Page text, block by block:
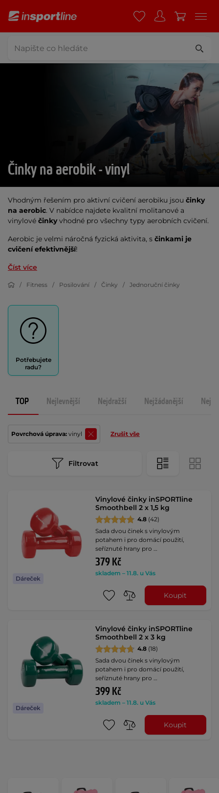
Činky na aerobik - vinyl
Vhodným řešením pro aktivní cvičení aerobiku jsou činky
na aerobic. V nabídce najdete kvalitní molitanové a
vinylové činkyvhodné pro všechny typy aerobních cvičení.
Aerobic je velmi náročná fyzická aktivita, s činkami je
cvičení efektivnější!
Číst více
Fitness Posilování Činky Jednoruční činky
Potřebujete
radu?
TOP Nejlevnější Nejdražší Nejžádanější
Povrchová úprava: vinyl Zrušit vše
Filtrovat
Dáreček
Vinylové činky inSPORTline
Smoothbell 2 x 1,5 kg
4.8 (42)
Sada dvou činek s vinylovým
potahem i pro domácí použití,
seříznuté hrany pro …
379 Kč
skladem – 11.8. u Vás
Koupit
Dáreček
Vinylové činky inSPORTline
Smoothbell 2 x 3 kg
4.8 (18)
Sada dvou činek s vinylovým
potahem i pro domácí použití,
seříznuté hrany pro …
399 Kč
skladem – 11.8. u Vás
Koupit